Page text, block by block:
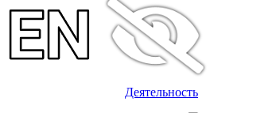
Деятельность